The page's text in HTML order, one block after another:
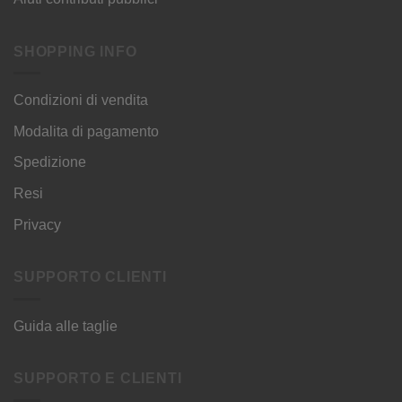
SHOPPING INFO
Condizioni di vendita
Modalita di pagamento
Spedizione
Resi
Privacy
SUPPORTO CLIENTI
Guida alle taglie
SUPPORTO E CLIENTI